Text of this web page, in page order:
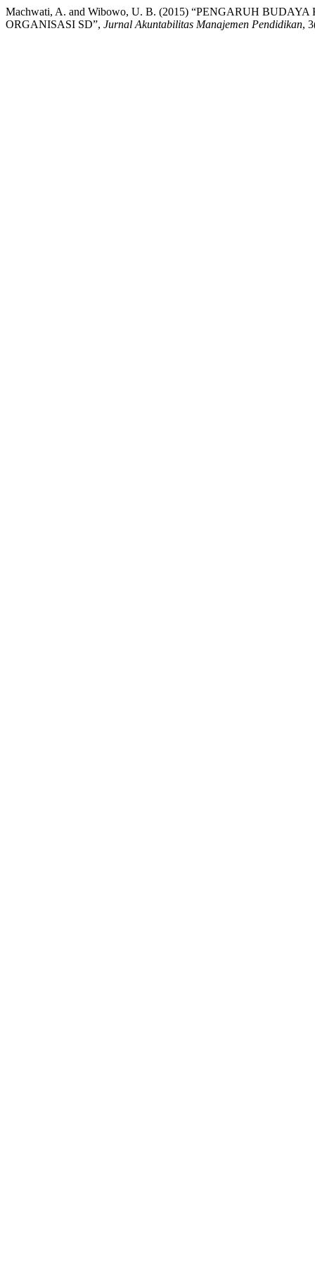
Machwati, A. and Wibowo, U. B. (2015) “PENGARUH
ORGANISASI SD”, Jurnal Akuntabilitas Manajemen Pendidikan,